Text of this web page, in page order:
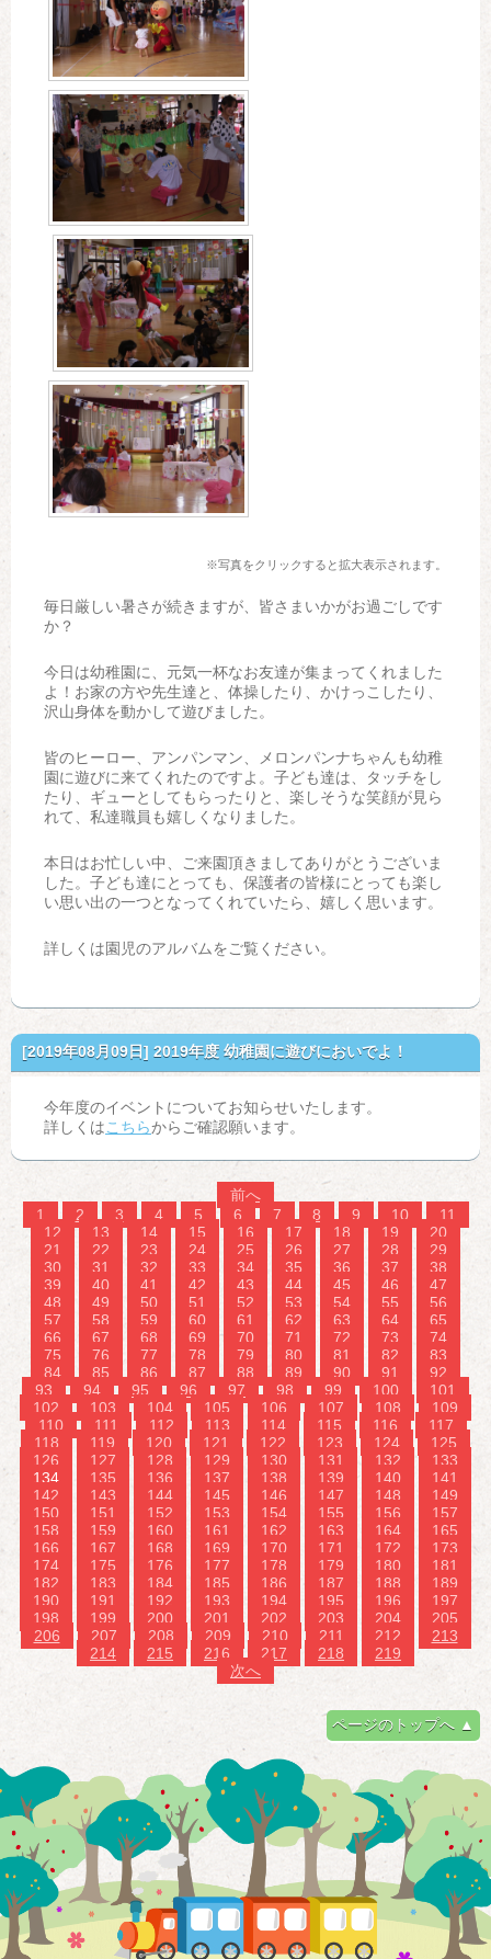
※写真をクリックすると拡大表示されます。
毎日厳しい暑さが続きますが、皆さまいかがお過ごしです
か？
今日は幼稚園に、元気一杯なお友達が集まってくれました
よ！お家の方や先生達と、体操したり、かけっこしたり、
沢山身体を動かして遊びました。
皆のヒーロー、アンパンマン、メロンパンナちゃんも幼稚
園に遊びに来てくれたのですよ。子ども達は、タッチをし
たり、ギューとしてもらったりと、楽しそうな笑顔が見ら
れて、私達職員も嬉しくなりました。
本日はお忙しい中、ご来園頂きましてありがとうございま
した。子ども達にとっても、保護者の皆様にとっても楽し
い思い出の一つとなってくれていたら、嬉しく思います。
詳しくは園児のアルバムをご覧ください。
[2019年08月09日] 2019年度 幼稚園に遊びにおいでよ！
今年度のイベントについてお知らせいたします。
詳しくはこちらからご確認願います。
前へ
1
2 3 4 5 6 7 8 9 10
11
12
13 14 15 16 17 18 19
20
21
22 23 24 25 26 27 28
29
30
31 32 33 34 35 36 37
38
39
40 41 42 43 44 45 46
47
48
49 50 51 52 53 54 55
56
57
58 59 60 61 62 63 64
65
66
67 68 69 70 71 72 73
74
75
76 77 78 79 80 81 82
83
84
85 86 87 88 89 90 91
92
93
94 95 96 97 98 99 100
101
102
103 104 105 106 107 108
109
110
111 112 113 114 115 116
117
118
119 120 121 122 123 124
125
126
127 128 129 130 131 132
133
134
135 136 137 138 139 140
141
142
143 144 145 146 147 148
149
150
151 152 153 154 155 156
157
158
159 160 161 162 163 164
165
166
167 168 169 170 171 172
173
174
175 176 177 178 179 180
181
182
183 184 185 186 187 188
189
190
191 192 193 194 195 196
197
198
199 200 201 202 203 204
205
206
207 208 209 210 211 212
213
214
215 216 217 218
219
次へ
ページのトップへ ▲